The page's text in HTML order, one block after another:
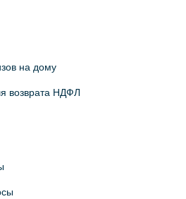
на дому
возврата НДФЛ